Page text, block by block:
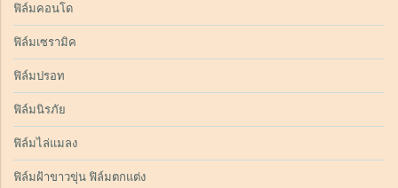
ฟิล์มคอนโด
ฟิล์มเซรามิค
ฟิล์มปรอท
ฟิล์มนิรภัย
ฟิล์มไล่แมลง
ฟิล์มฝ้าขาวขุ่น ฟิล์มตกแต่ง